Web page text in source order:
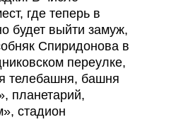
где теперь в
будет выйти замуж,
Спиридонова в
переулке,
телебашня, башня
планетарий,
стадион